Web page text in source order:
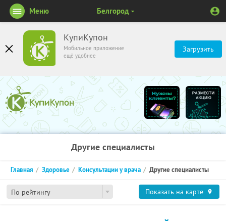
КупиКупон
Мобильное приложение
ещё удобнее
Загрузить
Меню Белгород
Другие специалисты
По рейтингу
Главная Здоровье Консультации у врача Другие специалисты
Показать на карте